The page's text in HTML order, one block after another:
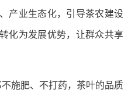
产业生态化，引导茶农建设
化为发展优势，让群众共享
施肥、不打药，茶叶的品质